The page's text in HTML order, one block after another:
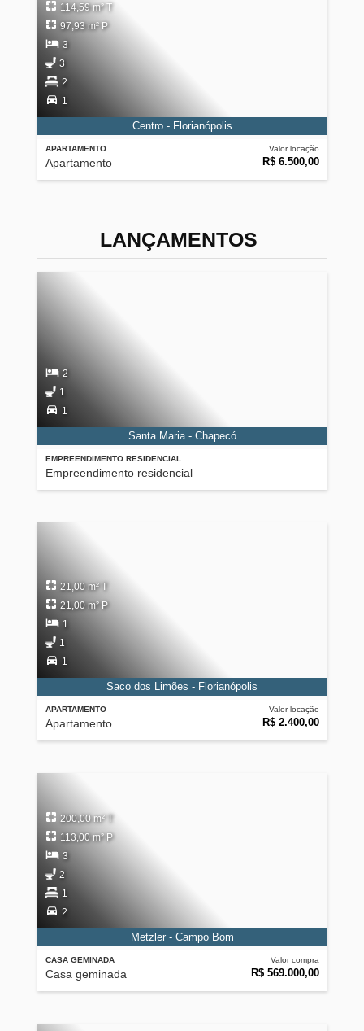
APARTAMENTO
Apartamento
Valor locação
R$ 6.500,00
114,59 m² T
97,93 m² P
3
3
2
1
Centro - Florianópolis
LANÇAMENTOS
EMPREENDIMENTO RESIDENCIAL
Empreendimento residencial
2
1
1
Santa Maria - Chapecó
APARTAMENTO
Apartamento
Valor locação
R$ 2.400,00
21,00 m² T
21,00 m² P
1
1
1
Saco dos Limões - Florianópolis
CASA GEMINADA
Casa geminada
Valor compra
R$ 569.000,00
200,00 m² T
113,00 m² P
3
2
1
2
Metzler - Campo Bom